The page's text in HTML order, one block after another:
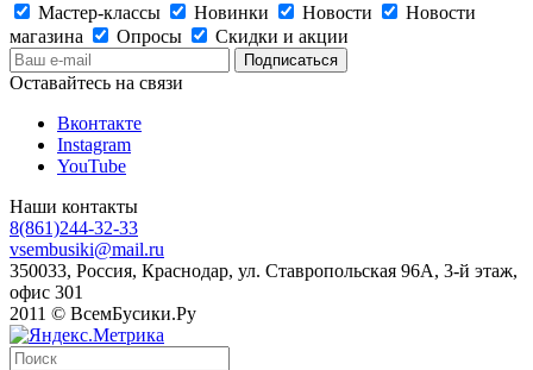
Мастер-классы
Новинки Новости
Новости
магазина
Опросы Скидки и акции
Оставайтесь на связи
Вконтакте
Instagram
YouTube
Наши контакты
8(861)244-32-33
vsembusiki@mail.ru
350033, Россия, Краснодар, ул. Ставропольская 96А, 3-й этаж,
офис 301
2011 © ВсемБусики.Ру